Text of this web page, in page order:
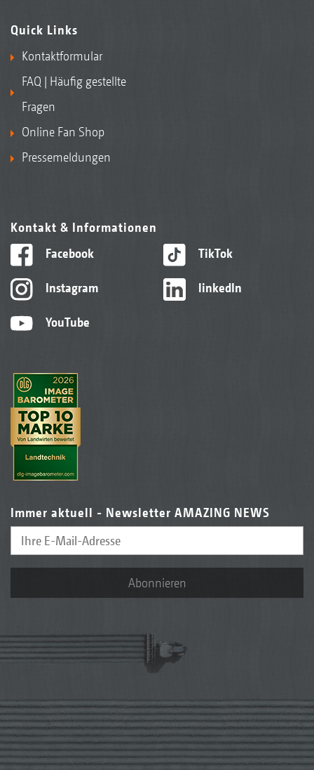
Quick Links
Kontaktformular
FAQ | Häufig gestellte
Fragen
Online Fan Shop
Pressemeldungen
Kontakt & Informationen
Facebook
Instagram
YouTube
TikTok
linkedIn
Immer aktuell - Newsletter AMAZING NEWS
Abonnieren